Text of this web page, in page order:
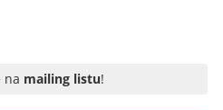
na mailing listu!